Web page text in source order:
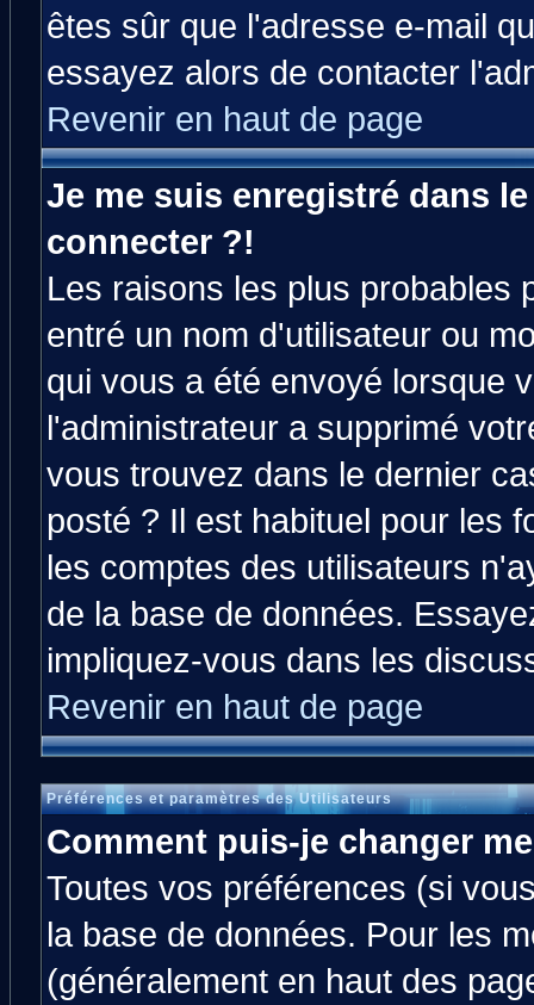
êtes sûr que l'adresse e-mail
essayez alors de contacter
Revenir en haut de page
Je me suis enregistré dans
connecter ?!
Les raisons les plus probables
entré un nom d'utilisateur ou
qui vous a été envoyé lorsque
l'administrateur a supprimé
vous trouvez dans le dernier
posté ? Il est habituel pour les
les comptes des utilisateurs
de la base de données.
impliquez-vous dans les
Revenir en haut de page
Préférences et paramètres des Utilisateurs
Comment puis-je changer
Toutes vos préférences (si
la base de données. Pour les
(généralement en haut des